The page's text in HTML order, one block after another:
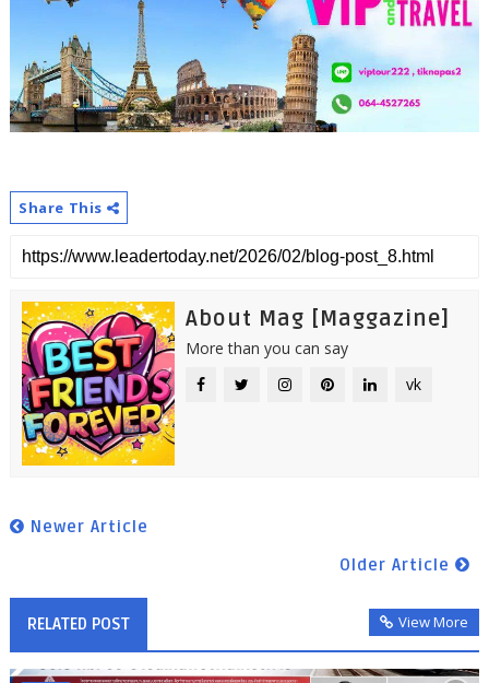
Share This
About Mag [Maggazine]
More than you can say
vk
Newer Article
Older Article
RELATED POST View More